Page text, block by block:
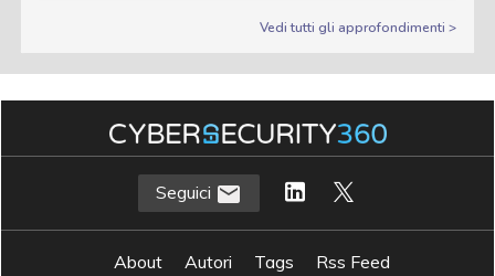
Vedi tutti gli approfondimenti >
Seguici
About Autori Tags
Rss Feed